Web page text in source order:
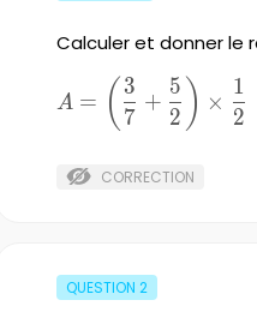
Calculer et donner le
{7}+\frac{5}
{2}}
A = ( 7
3
+
2
5 ) ×
2
1
CORRECTION
QUESTION 2